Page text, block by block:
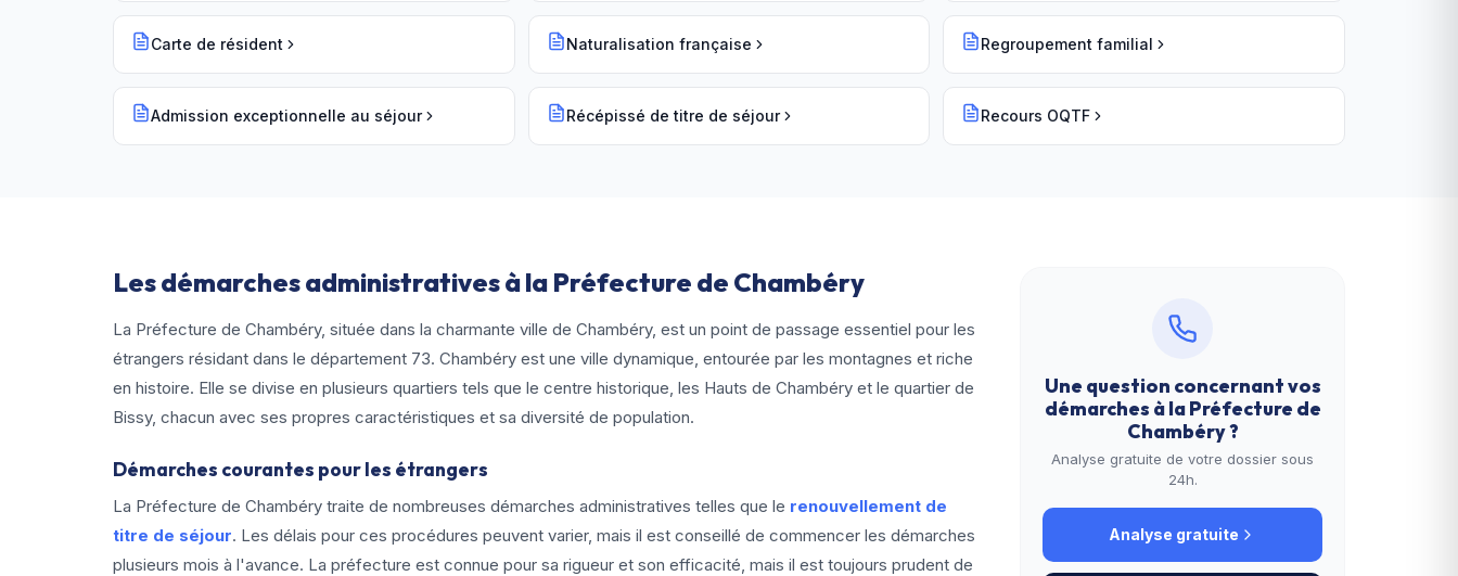
Carte de résident Naturalisation française Regroupement familial
Admission exceptionnelle au séjour Récépissé de titre de séjour Recours OQTF
Les démarches administratives à la Préfecture de Chambéry
La Préfecture de Chambéry, située dans la charmante ville de Chambéry, est un point de passage essentiel pour les
étrangers résidant dans le département 73. Chambéry est une ville dynamique, entourée par les montagnes et riche
en histoire. Elle se divise en plusieurs quartiers tels que le centre historique, les Hauts de Chambéry et le quartier de
Bissy, chacun avec ses propres caractéristiques et sa diversité de population.
Démarches courantes pour les étrangers
La Préfecture de Chambéry traite de nombreuses démarches administratives telles que le renouvellement de
titre de séjour. Les délais pour ces procédures peuvent varier, mais il est conseillé de commencer les démarches
plusieurs mois à l'avance. La préfecture est connue pour sa rigueur et son efficacité, mais il est toujours prudent de
Une question concernant vos
démarches à laPréfecture de
Chambéry?
Analyse gratuite de votre dossier sous
24h.
Analyse gratuite